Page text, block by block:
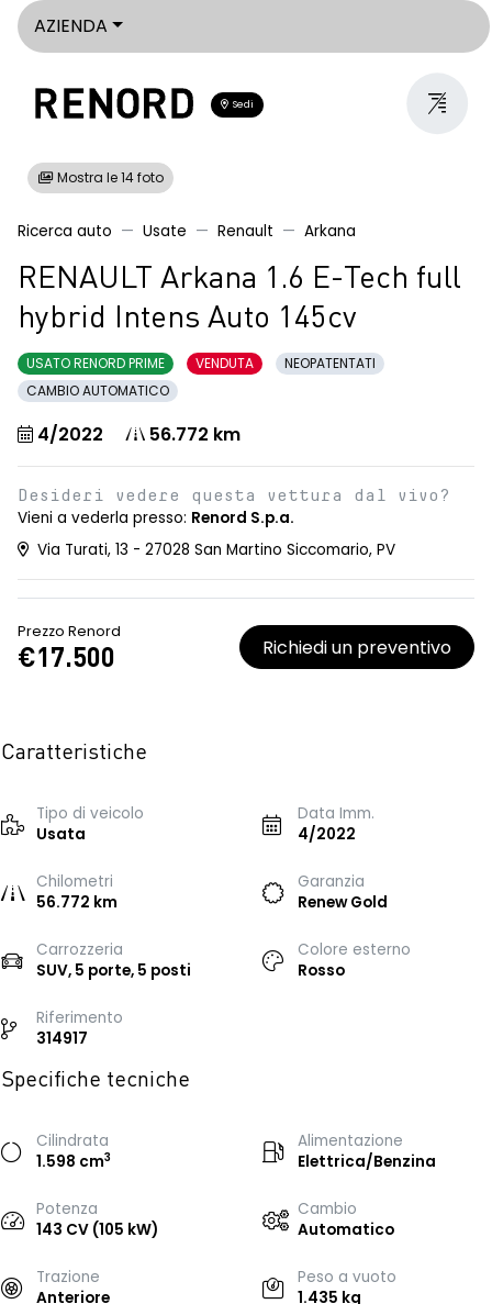
AZIENDA
Sedi
Mostra le 14 foto
Ricerca auto Usate Renault Arkana
RENAULT Arkana 1.6 E-Tech full
hybrid Intens Auto 145cv
USATO RENORD PRIME VENDUTA
NEOPATENTATI
CAMBIO AUTOMATICO
4/2022 56.772 km
Desideri vedere questa vettura dal vivo?
Vieni a vederla presso: Renord S.p.a.
Via Turati, 13 - 27028 San Martino Siccomario, PV
Prezzo Renord
€17.500 Richiedi un preventivo
Caratteristiche
Tipo di veicolo
Usata
Data Imm.
4/2022
Chilometri
56.772 km
Garanzia
Renew Gold
Carrozzeria
SUV, 5 porte, 5 posti
Colore esterno
Rosso
Riferimento
314917
Specifiche tecniche
Cilindrata
1.598 cm3
Alimentazione
Elettrica/Benzina
Potenza
143 CV (105 kW)
Cambio
Automatico
Trazione
Anteriore
Peso a vuoto
1.435 kg